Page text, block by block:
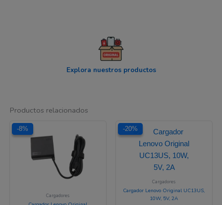
Explora nuestros productos
Productos relacionados
-8%
-8%
Cargadores
original
$ 166.795.
actual
es:
$ 152.936.
-20%
-20%
Cargadores
Cargador Lenovo Original UC13US,
10W, 5V, 2A
precio
original
era:
$ 60.175.
es: